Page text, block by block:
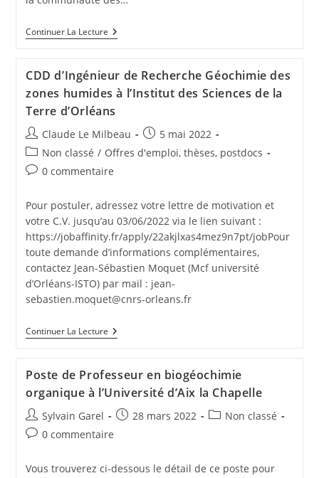
Continuer La Lecture
CDD d’Ingénieur de Recherche Géochimie des
zones humides à l’Institut des Sciences de la
Terre d’Orléans
Claude Le Milbeau
5 mai 2022
Non classé / Offres d'emploi, thèses, postdocs
0 commentaire
Pour postuler, adressez votre lettre de motivation et
votre C.V. jusqu’au 03/06/2022 via le lien suivant :
https://jobaffinity.fr/apply/22akjlxas4mez9n7pt/jobPour
toute demande d’informations complémentaires,
contactez Jean-Sébastien Moquet (Mcf université
d’Orléans-ISTO) par mail : jean-
sebastien.moquet@cnrs-orleans.fr
Continuer La Lecture
Poste de Professeur en biogéochimie
organique à l’Université d’Aix la Chapelle
Sylvain Garel 28 mars 2022
Non classé
0 commentaire
Vous trouverez ci-dessous le détail de ce poste pour